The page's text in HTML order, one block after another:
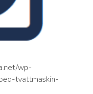
wp-
tvattmaskin-